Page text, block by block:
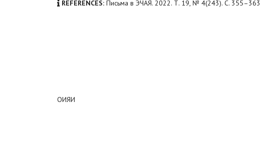
REFERENCES: Письма в ЭЧАЯ. 2022. Т. 19, № 4(243). С. 355–363
ОИЯИ